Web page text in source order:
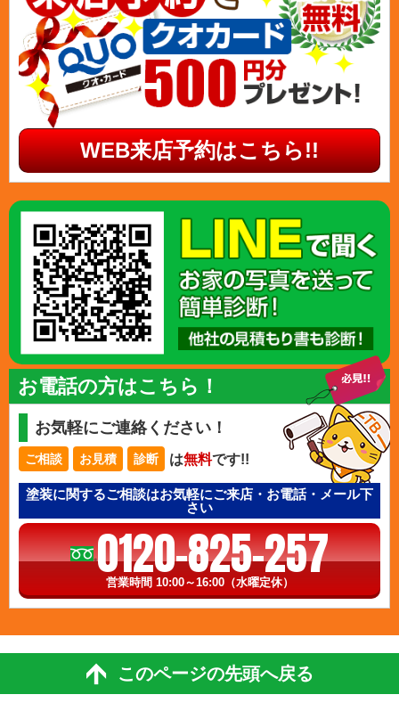
WEB来店予約はこちら!!
お電話の方はこちら！
お気軽にご連絡ください！
ご相談 お見積 診断 は無料です!!
塗装に関するご相談はお気軽にご来店・お電話・メール下
さい
0120-825-257
営業時間 10:00～16:00（水曜定休）
このページの先頭へ戻る